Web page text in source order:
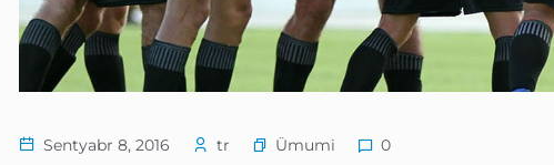
Sentyabr 8, 2016 tr Ümumi 0